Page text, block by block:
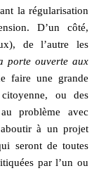
la régularisation
D’un côté,
de l’autre les
porte ouverte aux
faire une grande
ou des
problème avec
à un projet
seront de toutes
par l’un ou